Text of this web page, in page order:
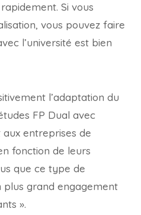
Si vous
vous pouvez faire
l’université est bien
l’adaptation du
FP Dual avec
entreprises de
fonction de leurs
que ce type de
plus grand engagement
».